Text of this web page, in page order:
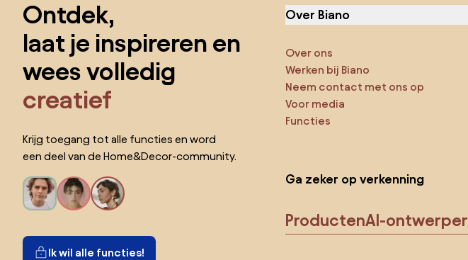
Ontdek,
laat je inspireren en
wees volledig
creatief
Krijg toegang tot alle functies en word
een deel van de Home&Decor-community.
Ik wil alle functies!
Over Biano
Over ons
Werken bij Biano
Neem contact met ons op
Voor media
Functies
Ga zeker op verkenning
ProductenAI-ontwerper